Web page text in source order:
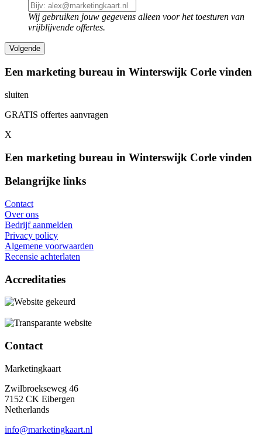
Wij gebruiken jouw gegevens alleen voor het toesturen van
vrijblijvende offertes.
Een marketing bureau in Winterswijk Corle vinden
sluiten
GRATIS offertes aanvragen
X
Een marketing bureau in Winterswijk Corle vinden
Belangrijke links
Contact
Over ons
Bedrijf aanmelden
Privacy policy
Algemene voorwaarden
Recensie achterlaten
Accreditaties
Contact
Marketingkaart
Zwilbroekseweg 46
7152 CK Eibergen
Netherlands
info@marketingkaart.nl